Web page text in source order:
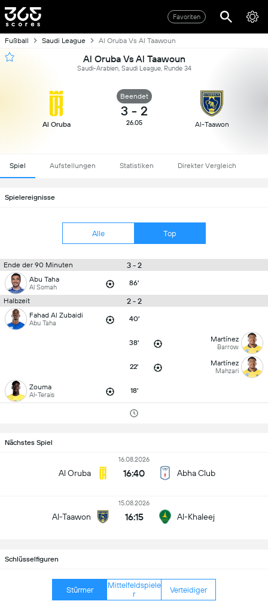
Favoriten
Fußball Saudi League Al Oruba Vs Al Taawoun
Al Oruba Vs Al Taawoun
Saudi-Arabien, Saudi League, Runde 34
Al Oruba
Beendet
3 - 2
26.05 Al-Taawon
Spiel Aufstellungen Statistiken Direkter Vergleich
Spielereignisse
Alle Top
Ende der 90 Minuten 3 - 2
Abu Taha
Al Somah 86'
Halbzeit 2 - 2
Fahad Al Zubaidi
Abu Taha 40'
38' Martínez
Barrow
22' Martínez
Mahzari
Zouma
Al-Terais 18'
Nächstes Spiel
Al Oruba
16.08.2026
16:40 Abha Club
Al-Taawon
15.08.2026
16:15 Al-Khaleej
Schlüsselfiguren
Stürmer
Mittelfeldspiele
r
Verteidiger